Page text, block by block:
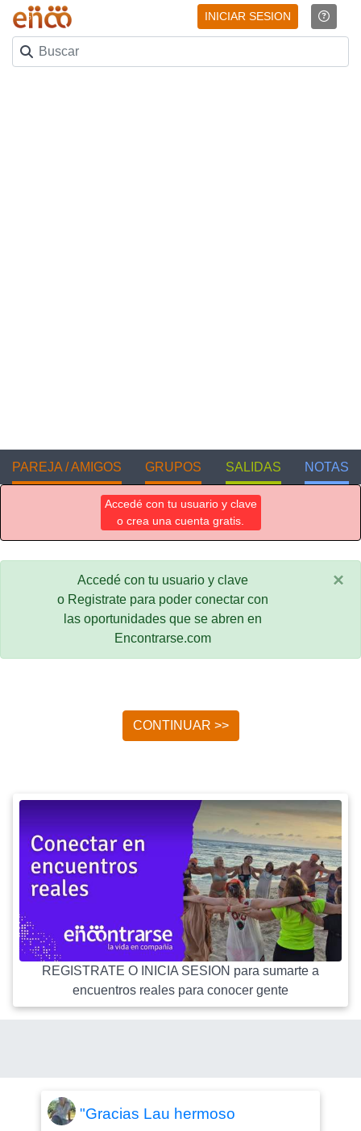
INICIAR SESION
PAREJA / AMIGOS GRUPOS SALIDAS NOTAS
Accedé con tu usuario y clave
o crea una cuenta gratis.
Accedé con tu usuario y clave
o Registrate para poder conectar con
las oportunidades que se abren en
Encontrarse.com
×
CONTINUAR >>
REGISTRATE O INICIA SESION para sumarte a
encuentros reales para conocer gente
"Gracias Lau hermoso